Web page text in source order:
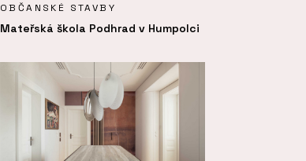
OBČANSKÉ STAVBY
Mateřská škola Podhrad v Humpolci